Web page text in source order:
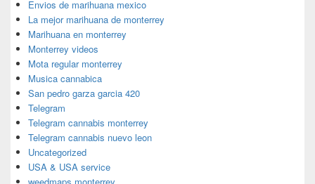
Envios de marihuana mexico
La mejor marihuana de monterrey
Marihuana en monterrey
Monterrey videos
Mota regular monterrey
Musica cannabica
San pedro garza garcia 420
Telegram
Telegram cannabis monterrey
Telegram cannabis nuevo leon
Uncategorized
USA & USA service
weedmaps monterrey